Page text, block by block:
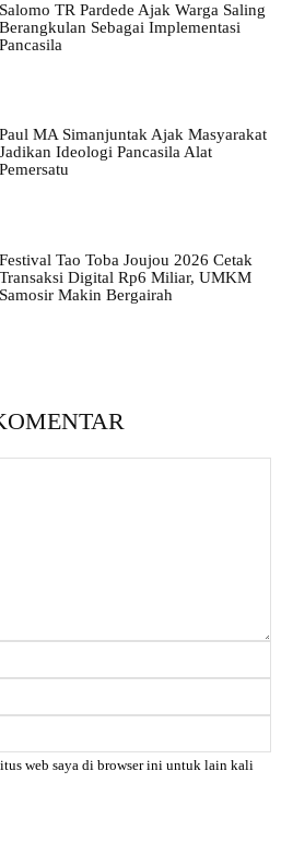
Salomo TR Pardede Ajak Warga Saling
Berangkulan Sebagai Implementasi
Pancasila
Paul MA Simanjuntak Ajak Masyarakat
Jadikan Ideologi Pancasila Alat
Pemersatu
Festival Tao Toba Joujou 2026 Cetak
Transaksi Digital Rp6 Miliar, UMKM
Samosir Makin Bergairah
web saya di browser ini untuk lain kali